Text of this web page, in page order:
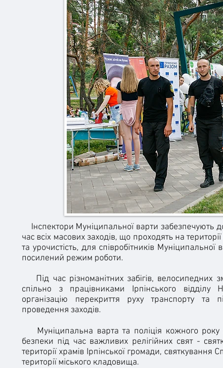
Інспектори Муніципальної варти забезпечують
час всіх масових заходів, що проходять на
та урочистість, для співробітників
посилений режим роботи.
Під час різноманітних забігів, велосипедних
спільно з працівниками Ірпінського відділу
організацію перекриття руху транспорту та
проведення заходів.
Муніципальна варта та поліція кожного року
безпеки під час важливих релігійних свят -
території храмів Ірпінської громади,
території міського кладовища.